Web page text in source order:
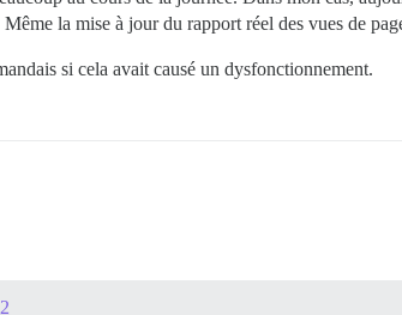
la mise à jour du rapport réel des vues de
si cela avait causé un dysfonctionnement.